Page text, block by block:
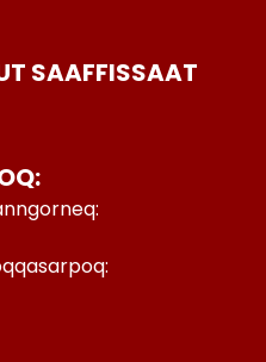
SAAFFISSAAT